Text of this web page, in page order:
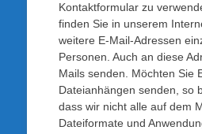
Kontaktformular zu
finden Sie in unserem
weitere E-Mail-Adressen
Personen. Auch an diese
Mails senden. Möchten Sie
Dateianhängen senden, so
dass wir nicht alle auf dem
Dateiformate und